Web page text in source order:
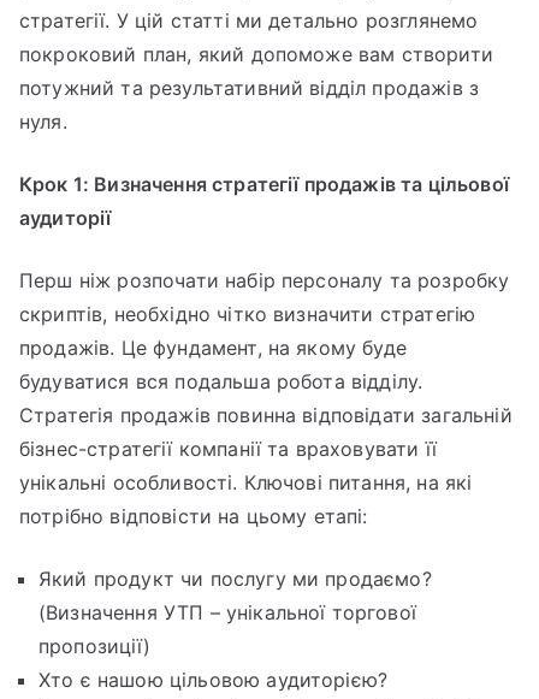
стратегії. У цій статті ми детально розглянемо
покроковий план, який допоможе вам створити
потужний та результативний відділ продажів з
нуля.
Крок 1: Визначення стратегії продажів та цільової
аудиторії
Перш ніж розпочати набір персоналу та розробку
скриптів, необхідно чітко визначити стратегію
продажів. Це фундамент, на якому буде
будуватися вся подальша робота відділу.
Стратегія продажів повинна відповідати загальній
бізнес-стратегії компанії та враховувати її
унікальні особливості. Ключові питання, на які
потрібно відповісти на цьому етапі:
Який продукт чи послугу ми продаємо?
(Визначення УТП – унікальної торгової
пропозиції)
Хто є нашою цільовою аудиторією?